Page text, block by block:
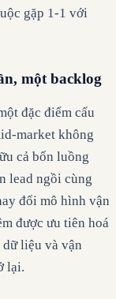
gặp 1-1 với
một backlog
đặc điểm cấu
market không
cả bốn luồng
lead ngồi cùng
đổi mô hình vận
được ưu tiên hoá
liệu và vận
lại.